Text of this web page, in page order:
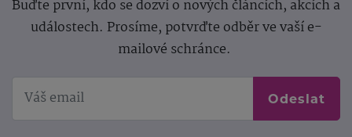
Buďte první, kdo se dozví o nových článcích, akcích a
událostech. Prosíme, potvrďte odběr ve vaší e-
mailové schránce.
Odeslat